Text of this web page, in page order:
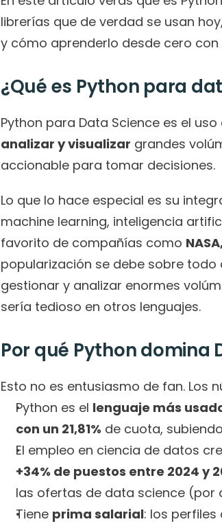
librerías que de verdad se usan
y cómo aprenderlo desde cero con
¿Qué es Python para
Python para Data Science es el
analizar y visualizar grandes
accionable para tomar decisiones.
Lo que lo hace especial es su
machine learning, inteligencia
favorito de compañías como
popularización se debe sobre todo
gestionar y analizar enormes
sería tedioso en otros lenguajes.
Por qué Python domina
Esto no es entusiasmo de fan. Los
Python es el lenguaje más
con un 21,81% de cuota,
+34% de puestos entre 2024 y
las ofertas de data science (por
Tiene prima salarial